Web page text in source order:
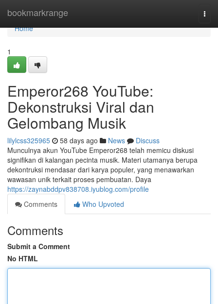
bookmarkrange
Home
Home
1
Emperor268 YouTube:
Dekonstruksi Viral dan
Gelombang Musik
lilylcss325965 58 days ago News
Discuss
Munculnya akun YouTube Emperor268 telah memicu diskusi
signifikan di kalangan pecinta musik. Materi utamanya berupa
dekontruksi mendasar dari karya populer, yang menawarkan
wawasan unik terkait proses pembuatan. Daya
https://zaynabddpv838708.iyublog.com/profile
Comments
Who Upvoted
Comments
Submit a Comment
No HTML